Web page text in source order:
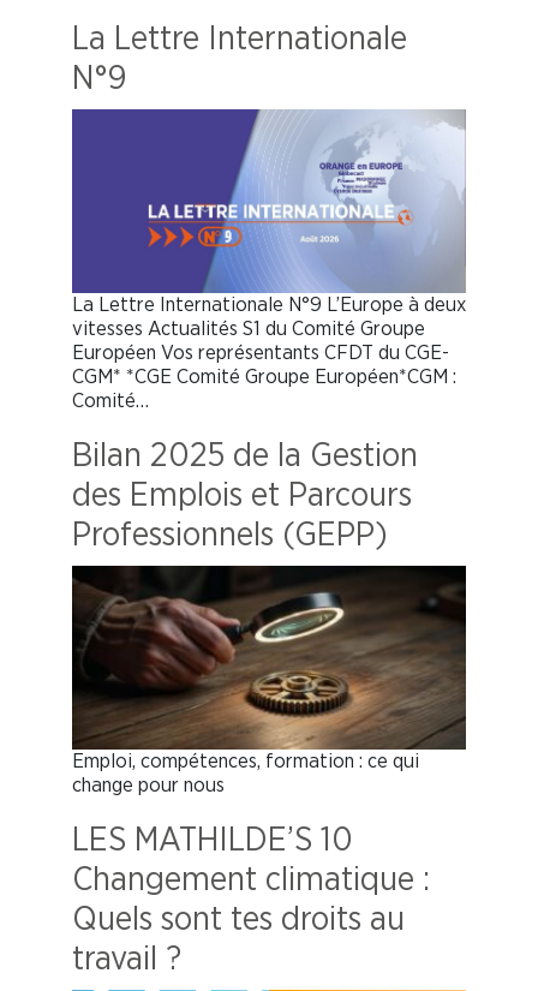
La Lettre Internationale
N°9
La Lettre Internationale N°9 L’Europe à deux
vitesses Actualités S1 du Comité Groupe
Européen Vos représentants CFDT du CGE-
CGM* *CGE Comité Groupe Européen*CGM :
Comité…
Bilan 2025 de la Gestion
des Emplois et Parcours
Professionnels (GEPP)
Emploi, compétences, formation : ce qui
change pour nous
LES MATHILDE’S 10
Changement climatique :
Quels sont tes droits au
travail ?